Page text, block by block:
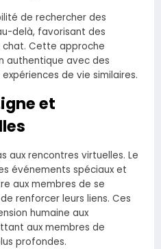
de rechercher des
delà, favorisant des
chat. Cette approche
authentique avec des
de vie similaires.
et
aux rencontres virtuelles. Le
événements spéciaux et
aux membres de se
renforcer leurs liens. Ces
humaine aux
aux membres de
profondes.